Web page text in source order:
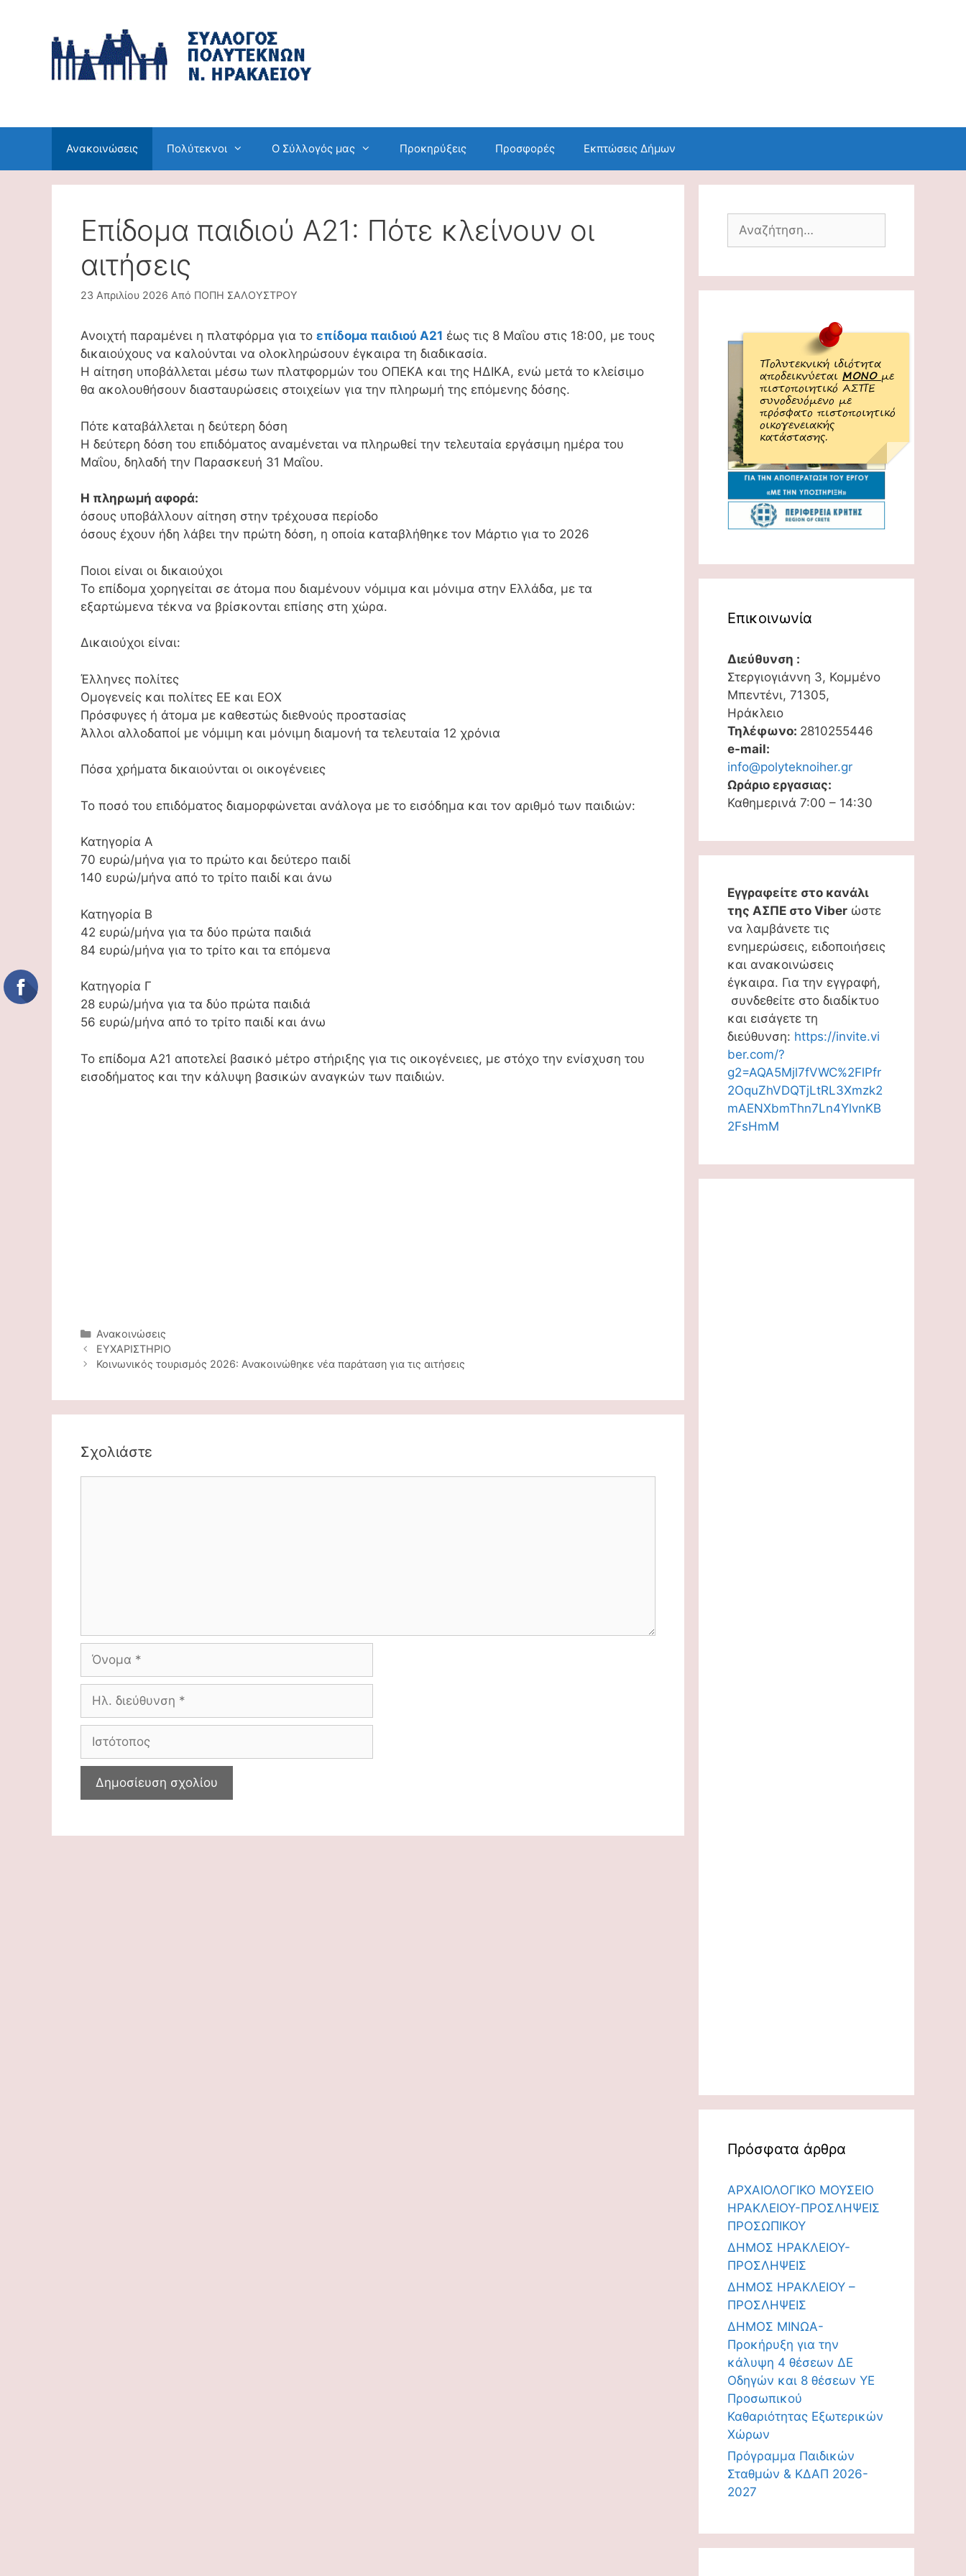
περιεχόμενο
Ανακοινώσεις Πολύτεκνοι Ο Σύλλογός μας Προκηρύξεις Προσφορές Εκπτώσεις Δήμων
Επίδομα παιδιού Α21: Πότε κλείνουν οι
αιτήσεις
23 Απριλίου 2026 Από ΠΟΠΗ ΣΑΛΟΥΣΤΡΟΥ
Ανοιχτή παραμένει η πλατφόρμα για το επίδομα παιδιού Α21 έως τις 8 Μαΐου στις 18:00, με τους
δικαιούχους να καλούνται να ολοκληρώσουν έγκαιρα τη διαδικασία.
Η αίτηση υποβάλλεται μέσω των πλατφορμών του ΟΠΕΚΑ και της ΗΔΙΚΑ, ενώ μετά το κλείσιμο
θα ακολουθήσουν διασταυρώσεις στοιχείων για την πληρωμή της επόμενης δόσης.
Πότε καταβάλλεται η δεύτερη δόση
Η δεύτερη δόση του επιδόματος αναμένεται να πληρωθεί την τελευταία εργάσιμη ημέρα του
Μαΐου, δηλαδή την Παρασκευή 31 Μαΐου.
Η πληρωμή αφορά:
όσους υποβάλλουν αίτηση στην τρέχουσα περίοδο
όσους έχουν ήδη λάβει την πρώτη δόση, η οποία καταβλήθηκε τον Μάρτιο για το 2026
Ποιοι είναι οι δικαιούχοι
Το επίδομα χορηγείται σε άτομα που διαμένουν νόμιμα και μόνιμα στην Ελλάδα, με τα
εξαρτώμενα τέκνα να βρίσκονται επίσης στη χώρα.
Δικαιούχοι είναι:
Έλληνες πολίτες
Ομογενείς και πολίτες ΕΕ και ΕΟΧ
Πρόσφυγες ή άτομα με καθεστώς διεθνούς προστασίας
Άλλοι αλλοδαποί με νόμιμη και μόνιμη διαμονή τα τελευταία 12 χρόνια
Πόσα χρήματα δικαιούνται οι οικογένειες
Το ποσό του επιδόματος διαμορφώνεται ανάλογα με το εισόδημα και τον αριθμό των παιδιών:
Κατηγορία Α
70 ευρώ/μήνα για το πρώτο και δεύτερο παιδί
140 ευρώ/μήνα από το τρίτο παιδί και άνω
Κατηγορία Β
42 ευρώ/μήνα για τα δύο πρώτα παιδιά
84 ευρώ/μήνα για το τρίτο και τα επόμενα
Κατηγορία Γ
28 ευρώ/μήνα για τα δύο πρώτα παιδιά
56 ευρώ/μήνα από το τρίτο παιδί και άνω
Το επίδομα Α21 αποτελεί βασικό μέτρο στήριξης για τις οικογένειες, με στόχο την ενίσχυση του
εισοδήματος και την κάλυψη βασικών αναγκών των παιδιών.
Κατηγορίες
Ανακοινώσεις
Πλοήγηση
άρθρων
ΕΥΧΑΡΙΣΤΗΡΙΟ
Κοινωνικός τουρισμός 2026: Ανακοινώθηκε νέα παράταση για τις αιτήσεις
Σχολιάστε
Όνομα
Ηλ.
Ιστότοπος
Αναζήτηση
Επικοινωνία
Διεύθυνση :
Στεργιογιάννη 3, Κομμένο
Μπεντένι, 71305,
Ηράκλειο
Τηλέφωνο: 2810255446
e-mail:
info@polyteknoiher.gr
Ωράριο εργασιας:
Καθημερινά 7:00 – 14:30
Εγγραφείτε στο κανάλι
της ΑΣΠΕ στο Viber ώστε
να λαμβάνετε τις
ενημερώσεις, ειδοποιήσεις
και ανακοινώσεις
έγκαιρα. Για την εγγραφή,
συνδεθείτε στο διαδίκτυο
και εισάγετε τη
διεύθυνση: https://invite.vi
ber.com/?
g2=AQA5Mjl7fVWC%2FlPfr
2OquZhVDQTjLtRL3Xmzk2
mAENXbmThn7Ln4YlvnKB
2FsHmM
Πρόσφατα άρθρα
ΑΡΧΑΙΟΛΟΓΙΚΟ ΜΟΥΣΕΙΟ
ΗΡΑΚΛΕΙΟΥ-ΠΡΟΣΛΗΨΕΙΣ
ΠΡΟΣΩΠΙΚΟΥ
ΔΗΜΟΣ ΗΡΑΚΛΕΙΟΥ-
ΠΡΟΣΛΗΨΕΙΣ
ΔΗΜΟΣ ΗΡΑΚΛΕΙΟΥ –
ΠΡΟΣΛΗΨΕΙΣ
ΔΗΜΟΣ ΜΙΝΩΑ-
Προκήρυξη για την
κάλυψη 4 θέσεων ΔΕ
Οδηγών και 8 θέσεων ΥΕ
Προσωπικού
Καθαριότητας Εξωτερικών
Χώρων
Πρόγραμμα Παιδικών
Σταθμών & ΚΔΑΠ 2026-
2027
Πολυτεκνική ιδιότητα
αποδεικνύεταιΜΟΝΟμε
πιστοποιητικό ΑΣΠΕ
συνοδευόμενο με
πρόσφατο πιστοποιητικό
οικογενειακής
κατάστασης.